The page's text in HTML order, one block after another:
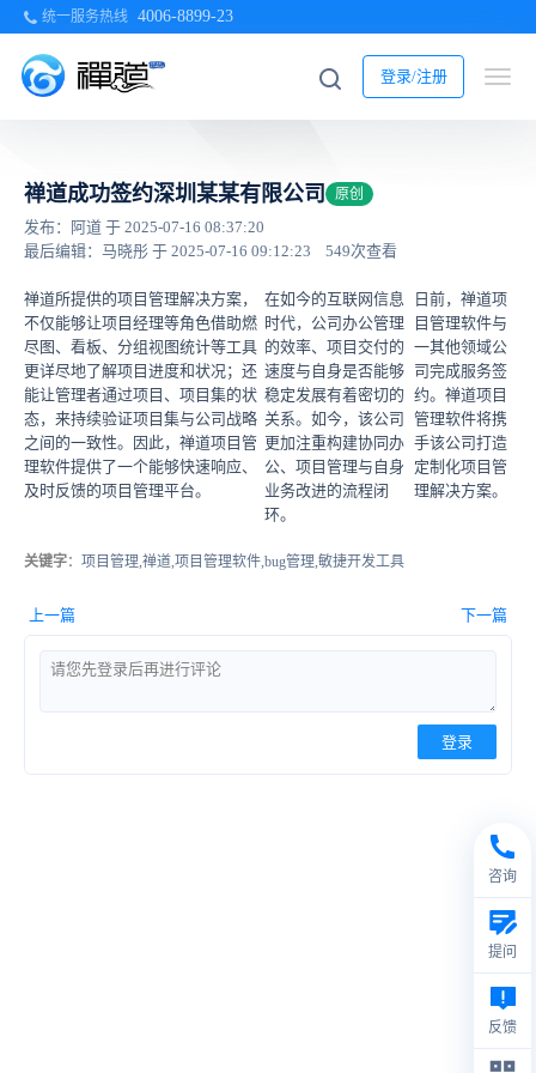
统一服务热线 4006-8899-23
登录/注册
禅道成功签约深圳某某有限公司 原创
发布：阿道 于 2025-07-16 08:37:20
最后编辑：马晓彤 于 2025-07-16 09:12:23
549次查看
日前，禅道项
目管理软件与
一其他领域公
司完成服务签
约。禅道项目
管理软件将携
手该公司打造
定制化项目管
理解决方案。
在如今的互联网信息
时代，公司办公管理
的效率、项目交付的
速度与自身是否能够
稳定发展有着密切的
关系。如今，该公司
更加注重构建协同办
公、项目管理与自身
业务改进的流程闭
环。
禅道所提供的项目管理解决方案，
不仅能够让项目经理等角色借助燃
尽图、看板、分组视图统计等工具
更详尽地了解项目进度和状况；还
能让管理者通过项目、项目集的状
态，来持续验证项目集与公司战略
之间的一致性。因此，禅道项目管
理软件提供了一个能够快速响应、
及时反馈的项目管理平台。
关键字：项目管理,禅道,项目管理软件,bug管理,敏捷开发工具
上一篇 下一篇
登录
咨询
提问
反馈